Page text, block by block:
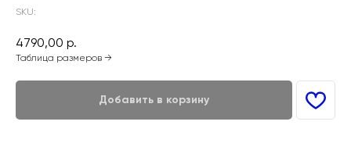
SKU:
4790,00 р.
Таблица размеров →
Добавить в корзину